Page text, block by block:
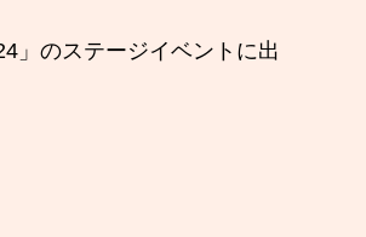
」のステージイベントに出